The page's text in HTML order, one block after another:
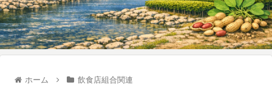
ホーム 飲食店組合関連